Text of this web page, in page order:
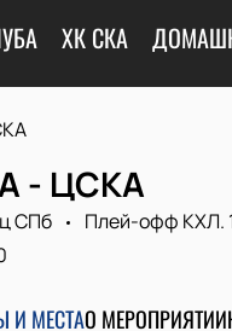
ХК СКА
- ЦСКА
СПб Плей-офф КХЛ.
И МЕСТАО МЕРОПРИЯТИИ